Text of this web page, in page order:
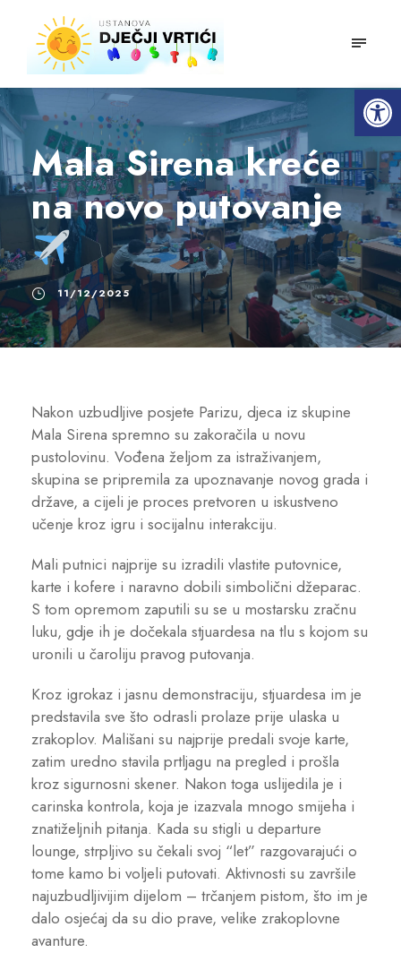
Open toolbar
Mala Sirena kreće
na novo putovanje
11/12/2025
Nakon uzbudljive posjete Parizu, djeca iz skupine
Mala Sirena spremno su zakoračila u novu
pustolovinu. Vođena željom za istraživanjem,
skupina se pripremila za upoznavanje novog grada i
države, a cijeli je proces pretvoren u iskustveno
učenje kroz igru i socijalnu interakciju.
Mali putnici najprije su izradili vlastite putovnice,
karte i kofere i naravno dobili simbolični džeparac.
S tom opremom zaputili su se u mostarsku zračnu
luku, gdje ih je dočekala stjuardesa na tlu s kojom su
uronili u čaroliju pravog putovanja.
Kroz igrokaz i jasnu demonstraciju, stjuardesa im je
predstavila sve što odrasli prolaze prije ulaska u
zrakoplov. Mališani su najprije predali svoje karte,
zatim uredno stavila prtljagu na pregled i prošla
kroz sigurnosni skener. Nakon toga uslijedila je i
carinska kontrola, koja je izazvala mnogo smijeha i
znatiželjnih pitanja. Kada su stigli u departure
lounge, strpljivo su čekali svoj “let” razgovarajući o
tome kamo bi voljeli putovati. Aktivnosti su završile
najuzbudljivijim dijelom – trčanjem pistom, što im je
dalo osjećaj da su dio prave, velike zrakoplovne
avanture.